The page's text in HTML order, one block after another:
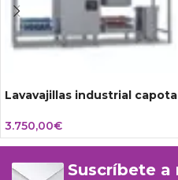
Lavavajillas industrial
3.750,00€
Suscríbete a